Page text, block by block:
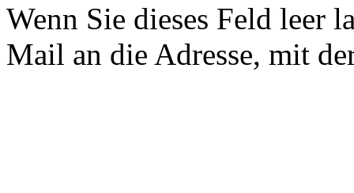
Wenn Sie dieses Feld leer
Mail an die Adresse, mit